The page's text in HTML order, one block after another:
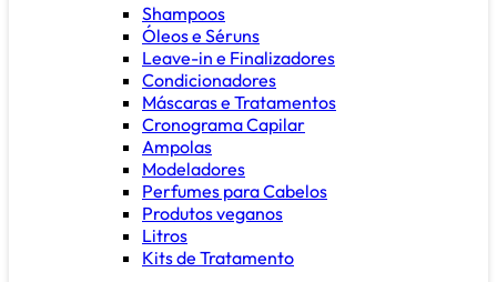
Shampoos
Óleos e Séruns
Leave-in e Finalizadores
Condicionadores
Máscaras e Tratamentos
Cronograma Capilar
Ampolas
Modeladores
Perfumes para Cabelos
Produtos veganos
Litros
Kits de Tratamento